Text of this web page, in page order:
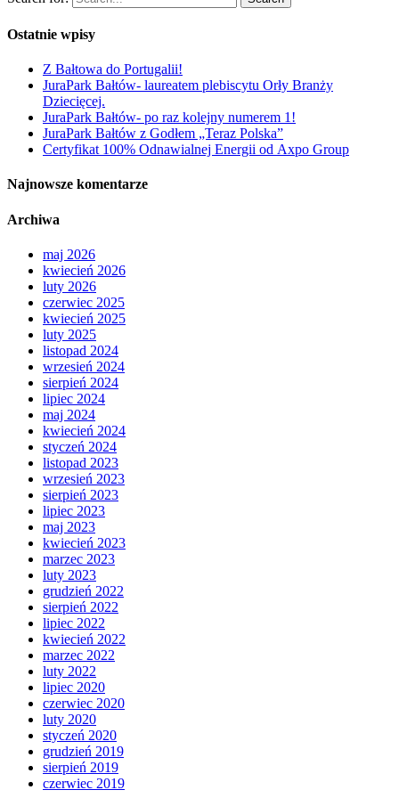
Ostatnie wpisy
Z Bałtowa do Portugalii!
JuraPark Bałtów- laureatem plebiscytu Orły Branży
Dziecięcej.
JuraPark Bałtów- po raz kolejny numerem 1!
JuraPark Bałtów z Godłem „Teraz Polska”
Certyfikat 100% Odnawialnej Energii od Axpo Group
Najnowsze komentarze
Archiwa
maj 2026
kwiecień 2026
luty 2026
czerwiec 2025
kwiecień 2025
luty 2025
listopad 2024
wrzesień 2024
sierpień 2024
lipiec 2024
maj 2024
kwiecień 2024
styczeń 2024
listopad 2023
wrzesień 2023
sierpień 2023
lipiec 2023
maj 2023
kwiecień 2023
marzec 2023
luty 2023
grudzień 2022
sierpień 2022
lipiec 2022
kwiecień 2022
marzec 2022
luty 2022
lipiec 2020
czerwiec 2020
luty 2020
styczeń 2020
grudzień 2019
sierpień 2019
czerwiec 2019